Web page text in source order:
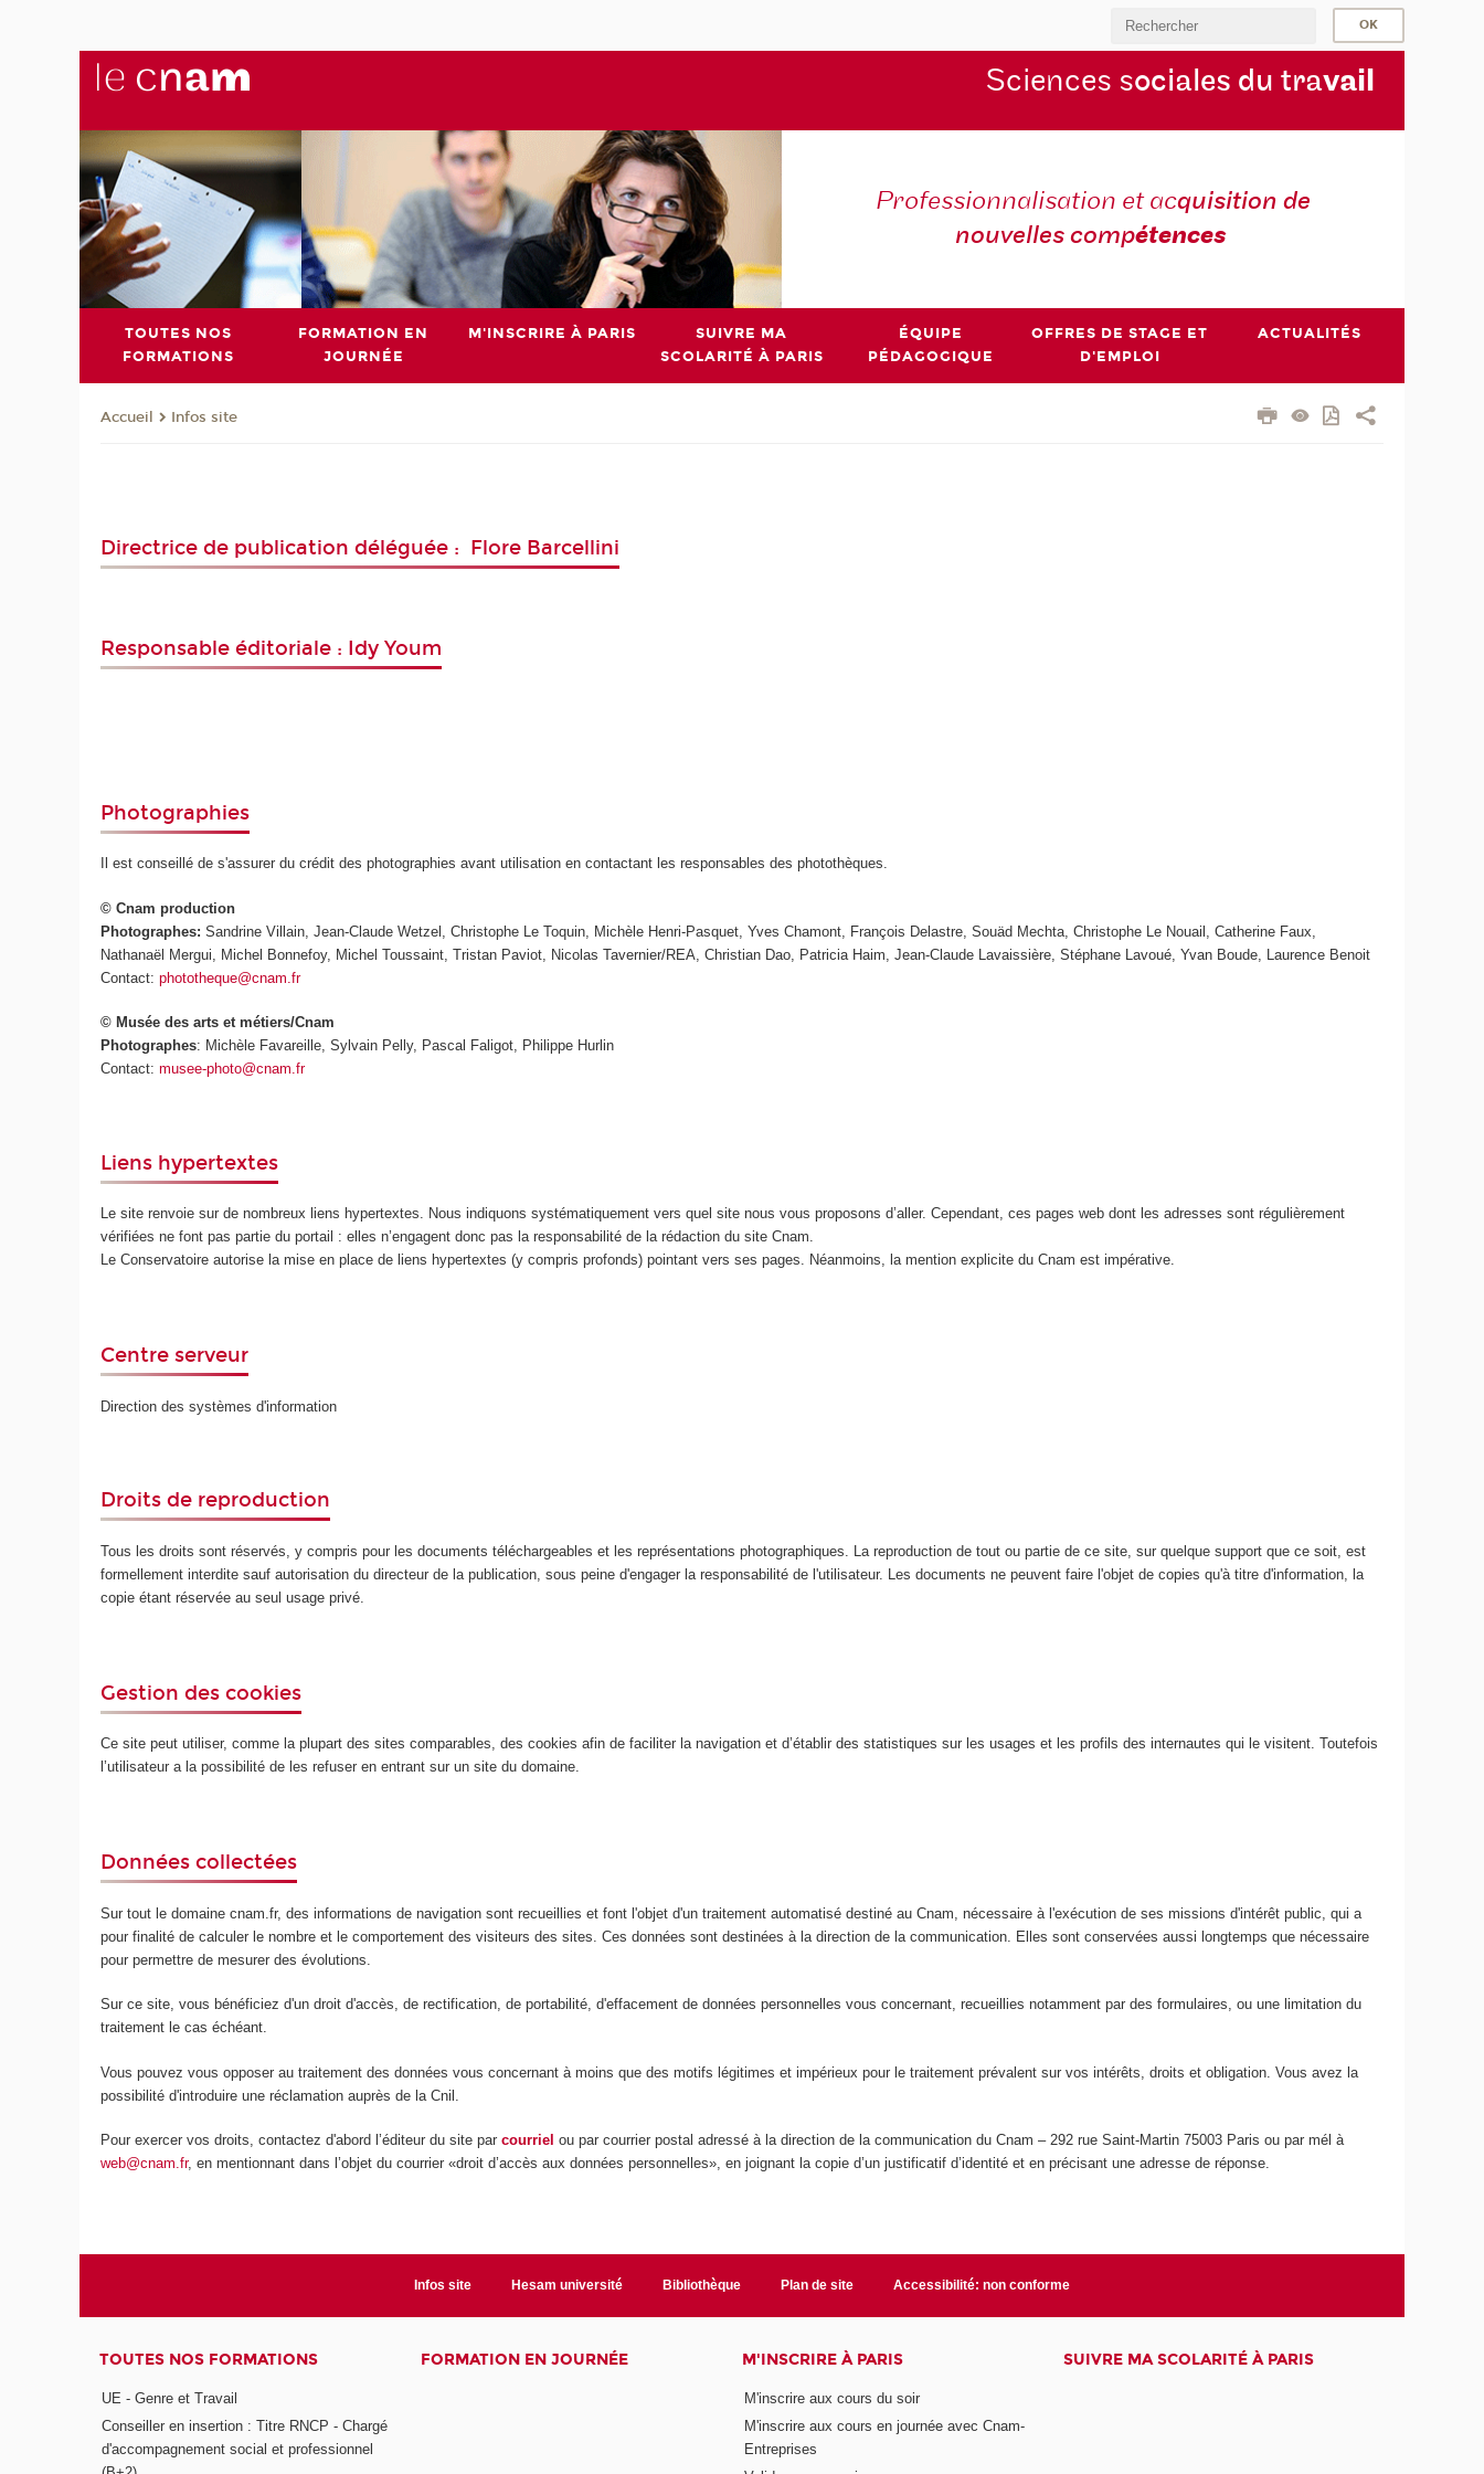
Sciences sociales du travail
Professionnalisation et acquisition de
nouvelles compétences
TOUTES NOS
FORMATIONS
FORMATION EN
JOURNÉE
M'INSCRIRE À PARIS
SUIVRE MA
SCOLARITÉ À PARIS
ÉQUIPE
PÉDAGOGIQUE
OFFRES DE STAGE ET
D'EMPLOI
ACTUALITÉS
Accueil Infos site
Directrice de publication déléguée : Flore Barcellini
Responsable éditoriale : Idy Youm
Photographies
Il est conseillé de s'assurer du crédit des photographies avant utilisation en contactant les responsables des photothèques.
© Cnam production
Photographes: Sandrine Villain, Jean-Claude Wetzel, Christophe Le Toquin, Michèle Henri-Pasquet, Yves Chamont, François Delastre, Souäd Mechta, Christophe Le Nouail, Catherine Faux,
Nathanaël Mergui, Michel Bonnefoy, Michel Toussaint, Tristan Paviot, Nicolas Tavernier/REA, Christian Dao, Patricia Haim, Jean-Claude Lavaissière, Stéphane Lavoué, Yvan Boude, Laurence Benoit
Contact:phototheque@cnam.fr
© Musée des arts et métiers/Cnam
Photographes: Michèle Favareille, Sylvain Pelly, Pascal Faligot, Philippe Hurlin
Contact:musee-photo@cnam.fr
Liens hypertextes
Le site renvoie sur de nombreux liens hypertextes. Nous indiquons systématiquement vers quel site nous vous proposons d’aller. Cependant, ces pages web dont les adresses sont régulièrement
vérifiées ne font pas partie du portail : elles n’engagent donc pas la responsabilité de la rédaction du site Cnam.
Le Conservatoire autorise la mise en place de liens hypertextes (y compris profonds) pointant vers ses pages. Néanmoins, la mention explicite du Cnam est impérative.
Centre serveur
Direction des systèmes d'information
Droits de reproduction
Tous les droits sont réservés, y compris pour les documents téléchargeables et les représentations photographiques. La reproduction de tout ou partie de ce site, sur quelque support que ce soit, est
formellement interdite sauf autorisation du directeur de la publication, sous peine d'engager la responsabilité de l'utilisateur. Les documents ne peuvent faire l'objet de copies qu'à titre d'information, la
copie étant réservée au seul usage privé.
Gestion des cookies
Ce site peut utiliser, comme la plupart des sites comparables, des cookies afin de faciliter la navigation et d’établir des statistiques sur les usages et les profils des internautes qui le visitent. Toutefois
l’utilisateur a la possibilité de les refuser en entrant sur un site du domaine.
Données collectées
Sur tout le domaine cnam.fr, des informations de navigation sont recueillies et font l'objet d'un traitement automatisé destiné au Cnam, nécessaire à l'exécution de ses missions d'intérêt public, qui a
pour finalité de calculer le nombre et le comportement des visiteurs des sites. Ces données sont destinées à la direction de la communication. Elles sont conservées aussi longtemps que nécessaire
pour permettre de mesurer des évolutions.
Sur ce site, vous bénéficiez d'un droit d'accès, de rectification, de portabilité, d'effacement de données personnelles vous concernant, recueillies notamment par des formulaires, ou une limitation du
traitement le cas échéant.
Vous pouvez vous opposer au traitement des données vous concernant à moins que des motifs légitimes et impérieux pour le traitement prévalent sur vos intérêts, droits et obligation. Vous avez la
possibilité d'introduire une réclamation auprès de la Cnil.
Pour exercer vos droits, contactez d'abord l’éditeur du site parcourriel ou par courrier postal adressé à la direction de la communication du Cnam – 292 rue Saint-Martin 75003 Paris ou par mél à
web@cnam.fr, en mentionnant dans l’objet du courrier «droit d’accès aux données personnelles», en joignant la copie d’un justificatif d’identité et en précisant une adresse de réponse.
Infos site Hesam université Bibliothèque Plan de site Accessibilité: non conforme
TOUTES NOS FORMATIONS
UE - Genre et Travail
Conseiller en insertion : Titre RNCP - Chargé
d'accompagnement social et professionnel
FORMATION EN JOURNÉE M'INSCRIRE À PARIS
M'inscrire aux cours du soir
M'inscrire aux cours en journée avec Cnam-
Entreprises
SUIVRE MA SCOLARITÉ À PARIS